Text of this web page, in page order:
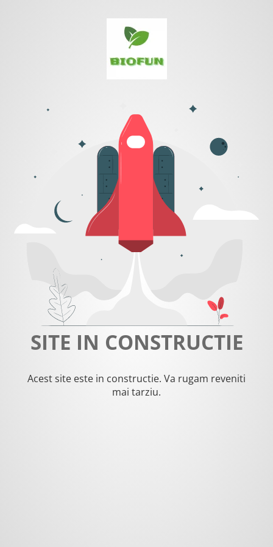
SITE IN CONSTRUCTIE
Acest site este in constructie. Va rugam reveniti
mai tarziu.